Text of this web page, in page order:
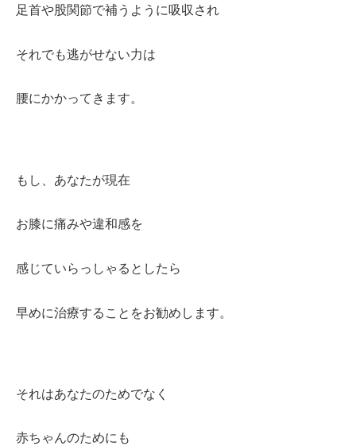
足首や股関節で補うように吸収され
それでも逃がせない力は
腰にかかってきます。
もし、あなたが現在
お膝に痛みや違和感を
感じていらっしゃるとしたら
早めに治療することをお勧めします。
それはあなたのためでなく
赤ちゃんのためにも